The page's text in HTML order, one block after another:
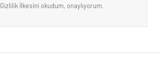
Gizlilik İlkesini okudum, onaylıyorum.